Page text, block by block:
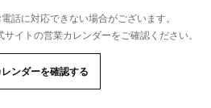
話に対応できない場合がございます。
イトの営業カレンダーをご確認ください。
ンダーを確認する